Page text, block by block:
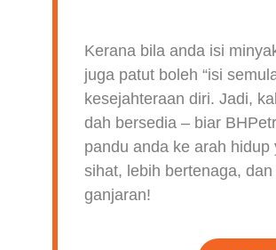
Kerana bila anda isi
juga patut boleh “isi
kesejahteraan diri. Jadi,
dah bersedia – biar
pandu anda ke arah hidup
sihat, lebih bertenaga, dan
ganjaran!